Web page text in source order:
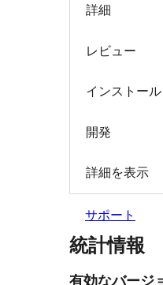
詳細
レビュー
インストール
開発
詳細を表示
サポート
統計情報
有効なバージ